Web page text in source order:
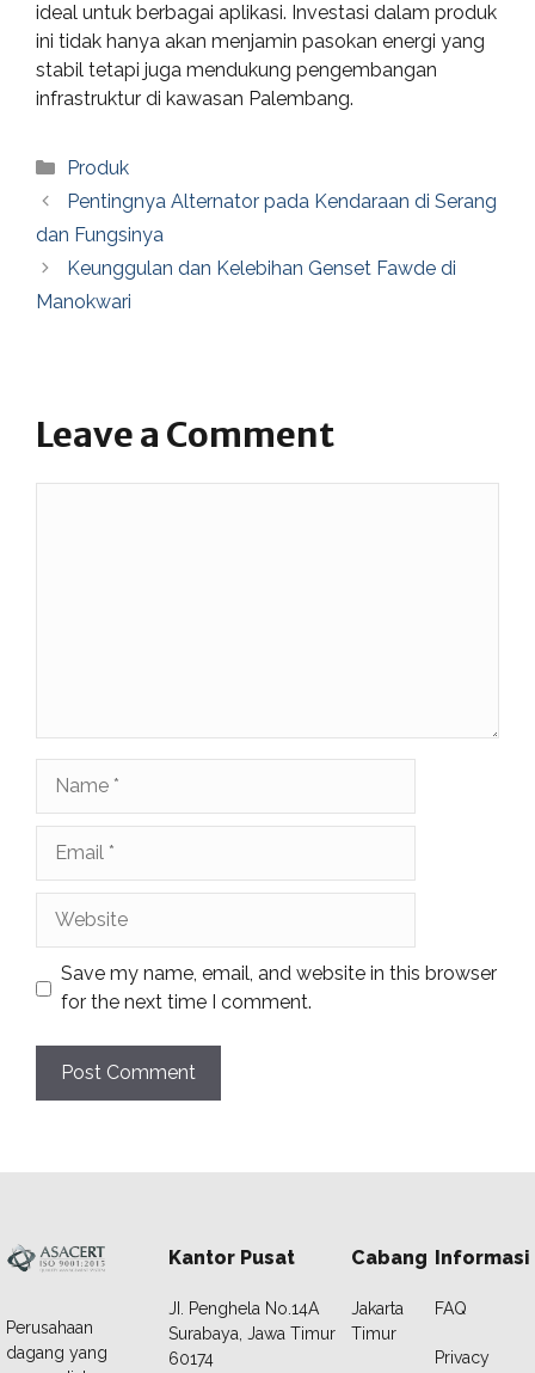
ideal untuk berbagai aplikasi. Investasi dalam produk
ini tidak hanya akan menjamin pasokan energi yang
stabil tetapi juga mendukung pengembangan
infrastruktur di kawasan Palembang.
Categories
Produk
Pentingnya Alternator pada Kendaraan di Serang
dan Fungsinya
Keunggulan dan Kelebihan Genset Fawde di
Manokwari
Leave a Comment
Save my name, email, and website in this browser
for the next time I comment.
Perusahaan
dagang yang
Kantor Pusat
JI. Penghela No.14A
Surabaya, Jawa Timur
60174
Cabang
Jakarta
Timur
Informasi
FAQ
Privacy